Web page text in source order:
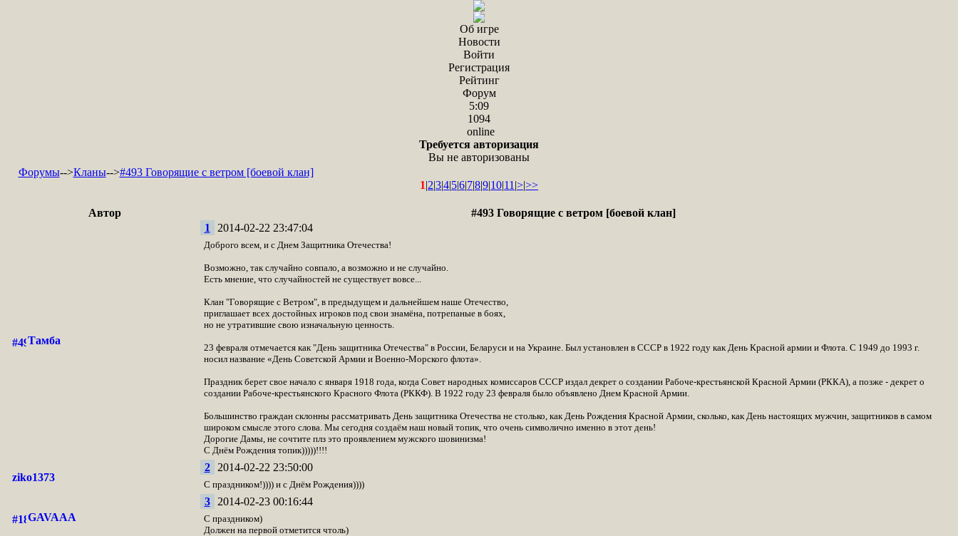
Об игре
Новости
Войти
Регистрация
Рейтинг
Форум
5:09
1094
online
Требуется авторизация
Вы не авторизованы
Форумы-->Кланы-->#493 Говорящие с ветром [боевой клан]
1|2|3|4|5|6|7|8|9|10|11 |>|>>
Автор #493 Говорящие с ветром [боевой клан]
Тамба
1 2014-02-22 23:47:04
Доброго всем, и с Днем Защитника Отечества!
Возможно, так случайно совпало, а возможно и не случайно.
Есть мнение, что случайностей не существует вовсе...
Клан "Говорящие с Ветром", в предыдущем и дальнейшем наше Отечество,
приглашает всех достойных игроков под свои знамёна, потрепаные в боях,
но не утратившие свою изначальную ценность.
23 февраля отмечается как "День защитника Отечества" в России, Беларуси и на Украине. Был установлен в СССР в 1922 году как День Красной армии и Флота. С 1949 до 1993 г.
носил название «День Советской Армии и Военно-Морского флота».
Праздник берет свое начало с января 1918 года, когда Совет народных комиссаров СССР издал декрет о создании Рабоче-крестьянской Красной Армии (РККА), а позже - декрет о
создании Рабоче-крестьянского Красного Флота (РККФ). В 1922 году 23 февраля было объявлено Днем Красной Армии.
Большинство граждан склонны рассматривать День защитника Отечества не столько, как День Рождения Красной Армии, сколько, как День настоящих мужчин, защитников в самом
широком смысле этого слова. Мы сегодня создаём наш новый топик, что очень символично именно в этот день!
Дорогие Дамы, не сочтите плз это проявлением мужского шовинизма!
С Днём Рождения топик)))))!!!!
ziko1373
2 2014-02-22 23:50:00
С праздником!)))) и с Днём Рождения))))
GAVAAA
3 2014-02-23 00:16:44
С праздником)
Должен на первой отметится чтоль)